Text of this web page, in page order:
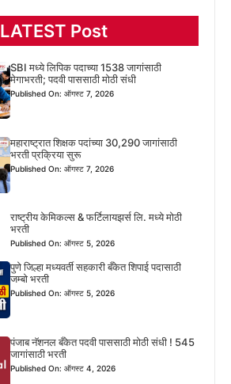
LATEST Post
SBI मध्ये लिपिक पदाच्या 1538 जागांसाठी
मेगाभरती; पदवी पाससाठी मोठी संधी
Published On: ऑगस्ट 7, 2026
महाराष्ट्रात शिक्षक पदांच्या 30,290 जागांसाठी
भरती प्रक्रिया सुरू
Published On: ऑगस्ट 7, 2026
राष्ट्रीय केमिकल्स & फर्टिलायझर्स लि. मध्ये मोठी
भरती
Published On: ऑगस्ट 5, 2026
पुणे जिल्हा मध्यवर्ती सहकारी बँकेत शिपाई पदासाठी
जम्बो भरती
Published On: ऑगस्ट 5, 2026
पंजाब नॅशनल बँकेत पदवी पाससाठी मोठी संधी ! 545
जागांसाठी भरती
Published On: ऑगस्ट 4, 2026